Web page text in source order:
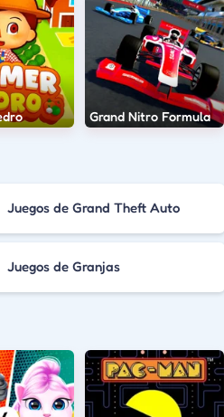
Grand Nitro Formula
Juegos de Grand Theft Auto
Juegos de Granjas